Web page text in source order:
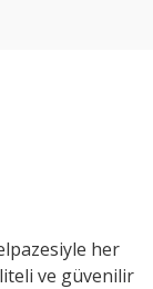
her
ve güvenilir